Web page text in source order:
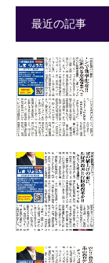
最近の記事